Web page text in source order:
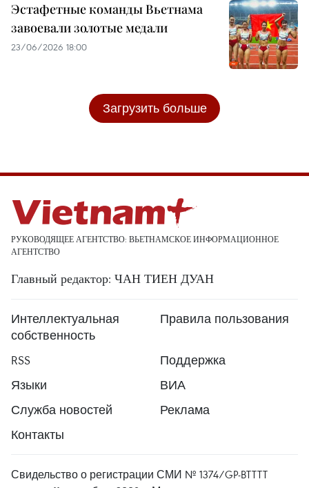
Эстафетные команды Вьетнама
завоевали золотые медали
23/06/2026 18:00
Загрузить больше
РУКОВОДЯЩЕЕ АГЕНТСТВО: ВЬЕТНАМСКОЕ ИНФОРМАЦИОННОЕ
АГЕНТСТВО
Главный редактор: ЧАН ТИЕН ДУАН
Интеллектуальная
собственность
Правила пользования
RSS
Поддержка
Языки
ВИА
Служба новостей
Реклама
Контакты
Свидельство о регистрации СМИ № 1374/GP-BTTTT